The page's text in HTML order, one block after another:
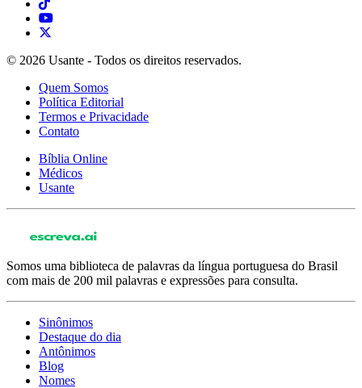
© 2026 Usante - Todos os direitos reservados.
Quem Somos
Política Editorial
Termos e Privacidade
Contato
Bíblia Online
Médicos
Usante
Somos uma biblioteca de palavras da língua portuguesa do Brasil
com mais de 200 mil palavras e expressões para consulta.
Sinônimos
Destaque do dia
Antônimos
Blog
Nomes